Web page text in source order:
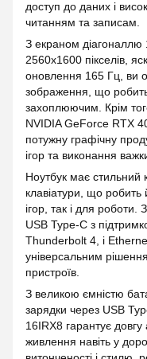
доступ до даних і
читанням та записам.
З екраном діагоналлю
2560x1600 пікселів,
оновлення 165 Гц, ви
зображення, що
захоплюючим. Крім
NVIDIA GeForce RTX
потужну графічну
ігор та виконання
Ноутбук має стильний
клавіатури, що
ігор, так і для роботи.
USB Type-C з
Thunderbolt 4, і
універсальним
пристроїв.
З великою ємністю
зарядки через USB
16IRX8 гарантує
живлення навіть у